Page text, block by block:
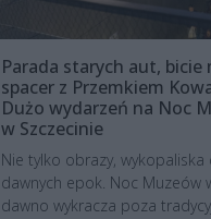
Parada starych aut, bicie
spacer z Przemkiem
Dużo wydarzeń na Noc
w Szczecinie
Nie tylko obrazy, wykopaliska
dawnych epok. Noc Muzeów
dawno wykracza poza